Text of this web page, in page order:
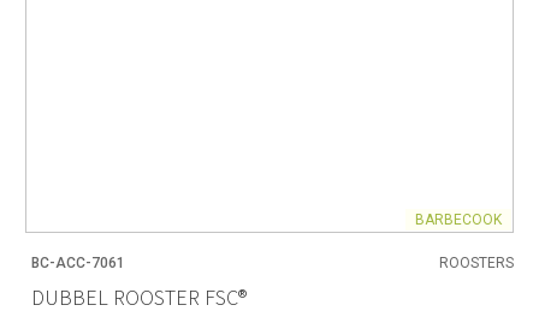
BARBECOOK
BC-ACC-7061 ROOSTERS
DUBBEL ROOSTER FSC®